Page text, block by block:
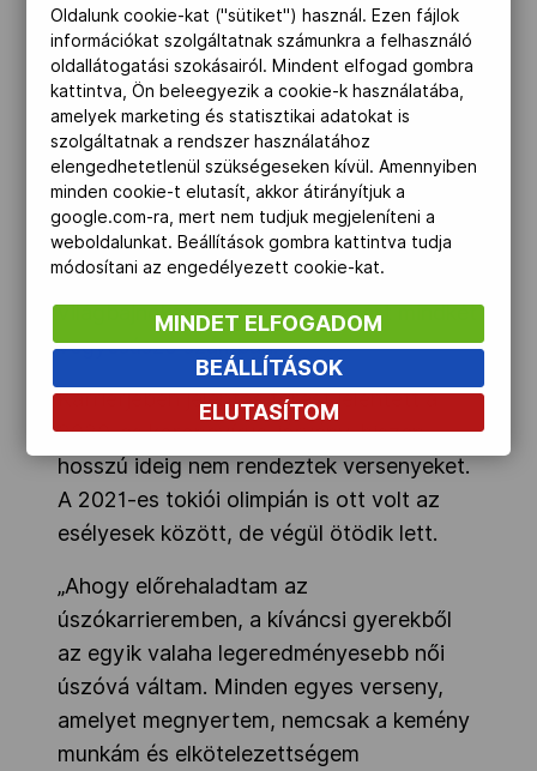
Krisztina révén. Hosszú a 2017-es hazai
rendezésű világbajnokságon is a
legnagyobb sztár volt a Duna Arénában,
ahol ismét duplázott vegyesúszásban.
Tusuppal 2018 májusában ért véget
kapcsolatuk, ezt követően egy rövidebb
időszakra Petrov Árpád lett az edzője,
akivel a 2019-es kvangdzsui
világbajnokságon is a csúcsra ért mindkét
vegyesúszó számban.
Karrierjében jelentős törést jelentett a
2020-as koronavírus-járvány, hiszen
hosszú ideig nem rendeztek versenyeket.
A 2021-es tokiói olimpián is ott volt az
esélyesek között, de végül ötödik lett.
„Ahogy előrehaladtam az
úszókarrieremben, a kíváncsi gyerekből
az egyik valaha legeredményesebb női
úszóvá váltam. Minden egyes verseny,
amelyet megnyertem, nemcsak a kemény
munkám és elkötelezettségem
Oldalunk cookie-kat ("sütiket") használ. Ezen fájlok
információkat szolgáltatnak számunkra a felhasználó
oldallátogatási szokásairól. Mindent elfogad gombra
kattintva, Ön beleegyezik a cookie-k használatába,
amelyek marketing és statisztikai adatokat is
szolgáltatnak a rendszer használatához
elengedhetetlenül szükségeseken kívül. Amennyiben
minden cookie-t elutasít, akkor átirányítjuk a
google.com-ra, mert nem tudjuk megjeleníteni a
weboldalunkat. Beállítások gombra kattintva tudja
módosítani az engedélyezett cookie-kat.
MINDET ELFOGADOM
BEÁLLÍTÁSOK
ELUTASÍTOM